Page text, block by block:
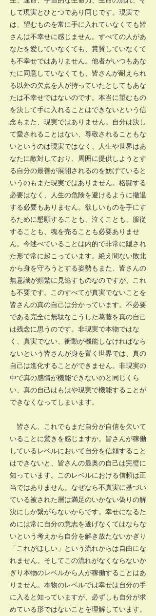
して現実とひとつであり同じです。現実で
は、望むものを常に手に入れていなくても皆
さんは不幸せに感じません。すべての人があ
なたを愛していなくても、賞賛していなくて
も不幸せではありません。他者がいつもあな
たに同意していなくても、皆さんが耐えられ
る以外の欠点を人が持っていたとしてもあな
たは不幸せではないのです。本当に望むもの
を決して手に入れることはできないという信
念もまた、現実ではありません。自分は決し
て愛されることはない、尊敬されることもな
いというのは現実ではなく、人生や世界はあ
なたに敵対しており、周囲に提供しようとす
る自分の最善が展開されるのを妨げていると
いうのもまた現実ではありません。格闘する
必要はなく、人生の危険を避けるように撤退
する必要もありません。欲しいものを手にす
るために懇願することも、泣くことも、服従
することも、魂を売ることも必要ありませ
ん。今述べていることは内的で非常に隠され
た形で常に起こっています。絶え間ない敗北
から身を守ろうとする姿勢もまた、皆さんの
無意識が頻繁に見逃すものなのですが、これ
も不要です。このすべてが真実でないことを
皆さんの真の自己は分かっています。不必要
である完全に無駄なこうした葛藤を真の自己
は残念に思うのです。非現実で本物ではな
く、真実でない、衝動が機能しなければなら
ないという皆さんが身を置く世界では、真の
自己は進化することができません。非現実の
中で真の感情が機能できないのと同じくら
い、真の自己はもはや現実で機能することが
できなくなってしまいます。
皆さん、これでもまだ自分が自信を欠いて
いることに驚きを感じますか。皆さんが稼働
しているレベルにおいて自分を信頼すること
はできないと、皆さんの最奥の自己は完璧に
知っています。このレベルにおける信頼は正
当ではありません。なぜなら不真実に基づい
ている被された層は満足のいかない偽りの解
決にしか繋がらないからです。幸せになるた
めには常に自分の意志を遂げなくてはならな
いという考えから自分を解き放たないかぎり
「これがほしい」という流れからは自由にな
れません。そしてこの流れがなくならないか
ぎり本物のレベルから人が稼働することはあ
りません。本物のレベルでは幸せは自分の手
に入ると知っていますが、必ずしも自分が求
めている形ではないことを理解しています。